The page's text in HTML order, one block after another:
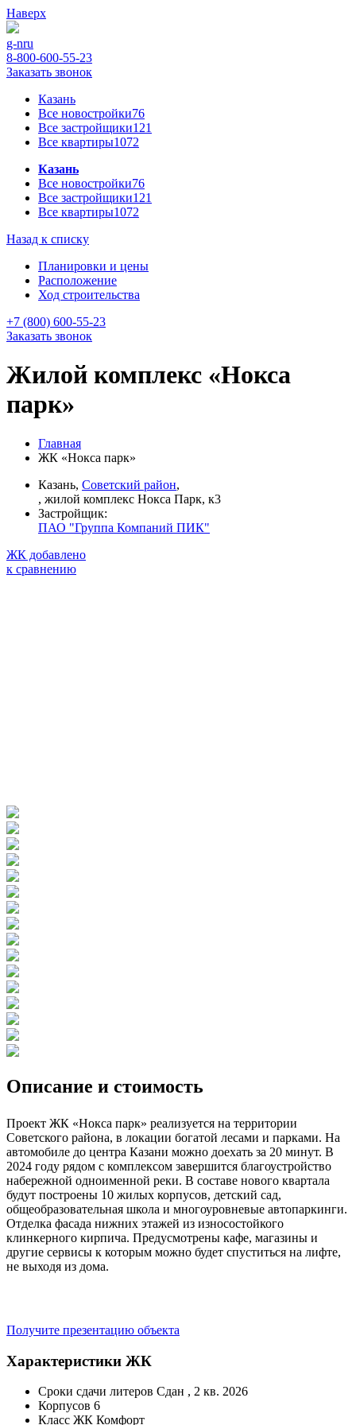
Наверх
g-nru
8-800-600-55-23
Заказать звонок
Казань
Все новостройки76
Все застройщики121
Все квартиры1072
Казань
Все новостройки76
Все застройщики121
Все квартиры1072
Назад к списку
Планировки и цены
Расположение
Ход строительства
+7 (800) 600-55-23
Заказать звонок
Жилой комплекс «Нокса
парк»
Главная
ЖК «Нокса парк»
Казань, Советский район,
, жилой комплекс Нокса Парк, к3
Застройщик:
ПАО "Группа Компаний ПИК"
ЖК добавлено
к сравнению
Описание и стоимость
Проект ЖК «Нокса парк» реализуется на территории
Советского района, в локации богатой лесами и парками. На
автомобиле до центра Казани можно доехать за 20 минут. В
2024 году рядом с комплексом завершится благоустройство
набережной одноименной реки. В составе нового квартала
будут построены 10 жилых корпусов, детский сад,
общеобразовательная школа и многоуровневые автопаркинги.
Отделка фасада нижних этажей из износостойкого
клинкерного кирпича. Предусмотрены кафе, магазины и
другие сервисы к которым можно будет спуститься на лифте,
не выходя из дома.
Получите презентацию объекта
Характеристики ЖК
Сроки сдачи литеров Сдан , 2 кв. 2026
Корпусов 6
Класс ЖК Комфорт